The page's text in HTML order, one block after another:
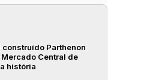
construído Parthenon
Central de
história